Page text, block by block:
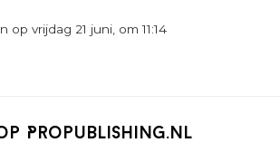
op vrijdag 21 juni, om 11:14
Propublishing.nl